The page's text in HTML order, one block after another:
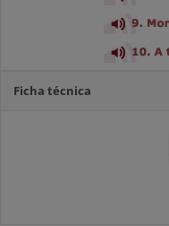
Ficha técnica